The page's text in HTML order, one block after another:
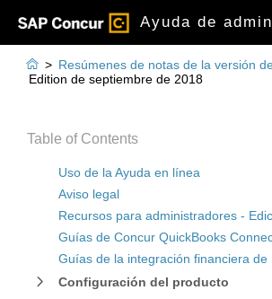
Ayuda de
Table of Contents
Uso de la Ayuda en línea
Aviso legal
Recursos para administradores -
Guías de Concur QuickBooks
Guías de la integración financiera de
Configuración del producto
 > Resúmenes de notas de la versión
Edition de septiembre de 2018